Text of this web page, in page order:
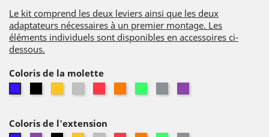
Le kit comprend les deux leviers ainsi que les deux
adaptateurs nécessaires à un premier montage. Les
éléments individuels sont disponibles en accessoires ci-
dessous.
Coloris de la molette
Coloris de l'extension